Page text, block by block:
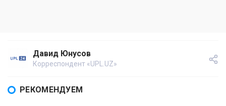
Давид Юнусов
Корреспондент «UPL.UZ»
РЕКОМЕНДУЕМ